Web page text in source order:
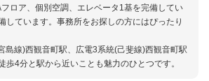
ロア、個別空調、エレベータ1基を完備してい
しています。事務所をお探しの方にはぴったり
島線)西観音町駅、広電3系統(己斐線)西観音町駅
歩4分と駅から近いことも魅力のひとつです。